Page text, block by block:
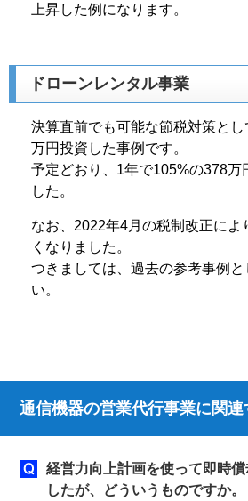
上昇した例になります。
ドローンレンタル事業
決算直前でも可能な節税対策と
万円投資した事例です。
予定どおり、1年で105%の378万
した。
なお、2022年4月の税制改正によ
くなりました。
つきましては、過去の参考事例と
い。
通信機器の営業代行事業に関
経営力向上計画を使って即時
したが、どういうものですか。